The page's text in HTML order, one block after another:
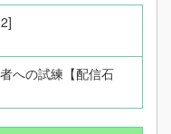
への試練【配信石